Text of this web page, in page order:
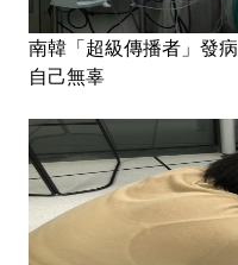
南韓「超級傳播者」發
自己無辜